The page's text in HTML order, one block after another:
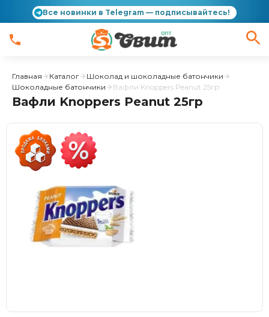
Все новинки в Telegram — подписывайтесь!
Главная Каталог
Шоколад и шоколадные батончики
Шоколадные батончики
Вафли Knoppers Peanut 25гр
Вафли Knoppers Peanut 25гр